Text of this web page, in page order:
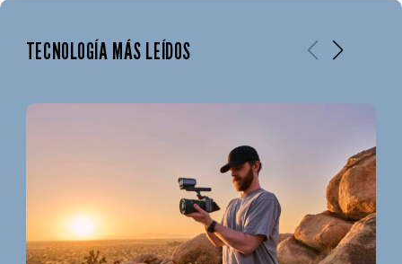
TECNOLOGÍA MÁS LEÍDOS